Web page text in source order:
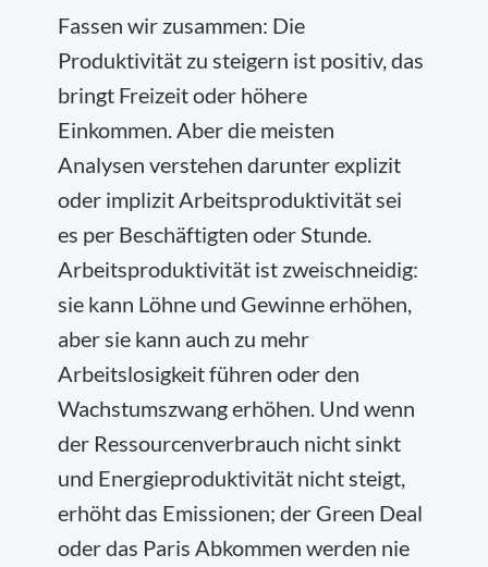
Fassen wir zusammen: Die
Produktivität zu steigern ist positiv, das
bringt Freizeit oder höhere
Einkommen. Aber die meisten
Analysen verstehen darunter explizit
oder implizit Arbeitsproduktivität sei
es per Beschäftigten oder Stunde.
Arbeitsproduktivität ist zweischneidig:
sie kann Löhne und Gewinne erhöhen,
aber sie kann auch zu mehr
Arbeitslosigkeit führen oder den
Wachstumszwang erhöhen. Und wenn
der Ressourcenverbrauch nicht sinkt
und Energieproduktivität nicht steigt,
erhöht das Emissionen; der Green Deal
oder das Paris Abkommen werden nie